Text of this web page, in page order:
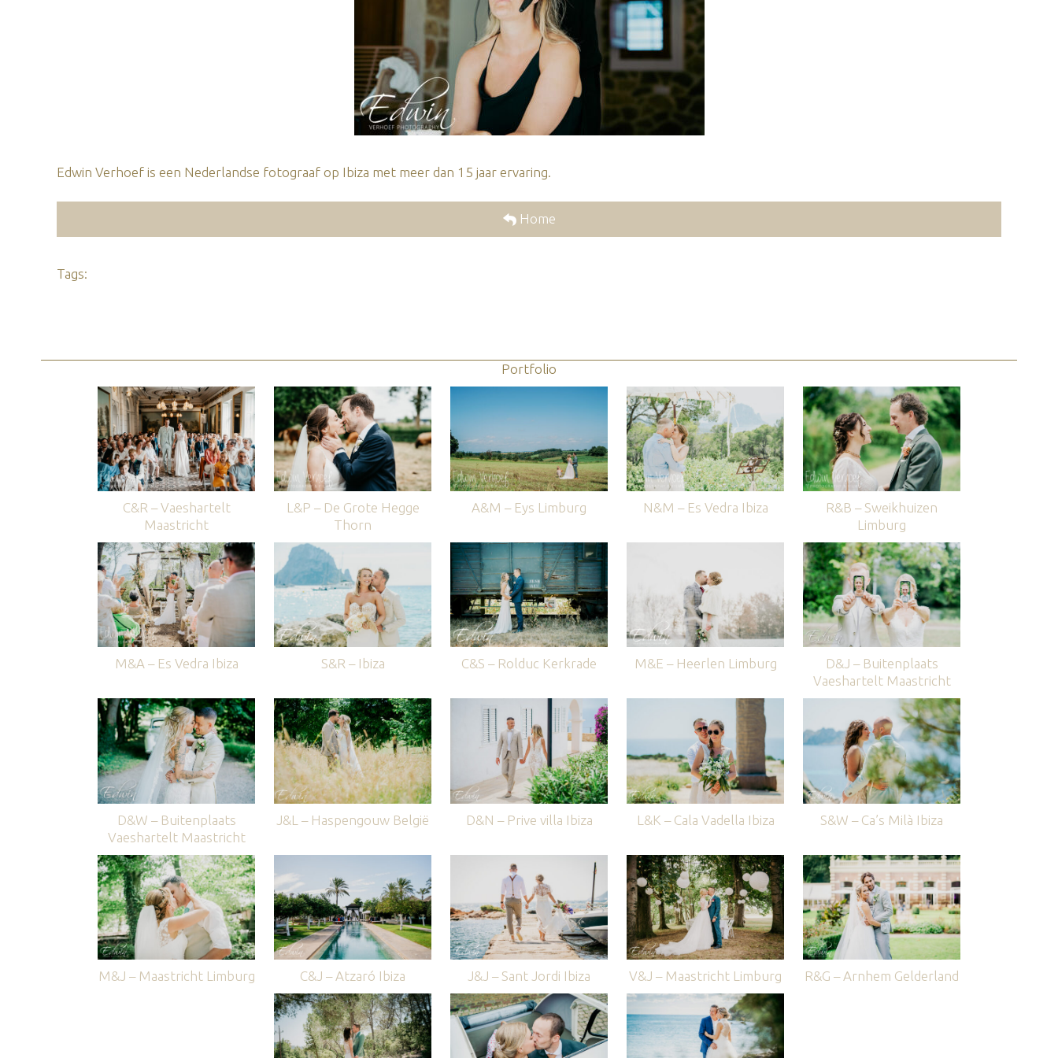
Edwin Verhoef is een Nederlandse fotograaf op Ibiza met meer dan 15 jaar ervaring.
Home
Tags:
Portfolio
C&R – Vaeshartelt
Maastricht
L&P – De Grote Hegge
Thorn
A&M – Eys Limburg N&M – Es Vedra Ibiza
R&B – Sweikhuizen
Limburg
M&A – Es Vedra Ibiza S&R – Ibiza C&S – Rolduc Kerkrade M&E – Heerlen Limburg
D&J – Buitenplaats
Vaeshartelt Maastricht
D&W – Buitenplaats
Vaeshartelt Maastricht
J&L – Haspengouw België D&N – Prive villa Ibiza L&K – Cala Vadella Ibiza S&W – Ca’s Milà Ibiza
M&J – Maastricht Limburg C&J – Atzaró Ibiza J&J – Sant Jordi Ibiza V&J – Maastricht Limburg R&G – Arnhem Gelderland